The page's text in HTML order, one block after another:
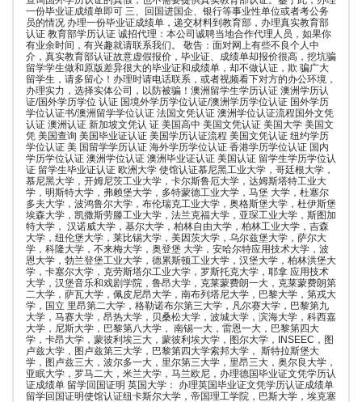
一份毕业证成绩单即可 三、回国进国企、银行等事业性单位或者考公务
员的情况 办理一份毕业证成绩单，递交材料到教育部，办理真实教育部
认证 教育部学历认证 诚招代理：本公司诚聘当地合作代理人员，如果你
有业余时间，有兴趣就请联系我们。 敬告：面对网上有些不良个人中
介，真实教育部认证故意虚假报价，毕业证、成绩单却报价很高，挖坑骗
留学学生做和原版差异很大的毕业证和成绩单，却不做认证，欺 骗广大
留学生，请多留心！办理时请电话联系，或者视频看下对方的办公环境，
办理实力，选择实体公司，以防被骗！澳洲留学生学历认证 澳洲学历认
证/国外学历学位 认证 国境外学历学位认证/澳洲学历学位认证 国外学历
学位认证书/澳洲留学学位认证 法国文凭认证 澳洲学位认证流程国外文凭
认证 澳洲认证 新加坡文凭认 证 美国高中 美国文凭认证 美国大学 美国文
凭 美国查询 美国毕业证认证 美国学历认证流程 美国文凭认证 纽约学历
学位认证 美 国留学学历认证 海外学历学位认证 香港学历学位认证 国内
学历学位认证 澳洲学位认证 澳洲毕业证认证 美国认证 留学生学历学位认
证 留学生毕业证认证 欧洲大学 使馆认证慕尼黑工业大学，哥廷根大学，
慕尼黑大学，开姆尼茨工业大学，卡尔斯鲁厄大学，达姆斯塔特工业大
学，明斯特大学，弗赖堡大学，多特蒙德工业大学，马堡 大学，杜塞尔
多夫大学，波鸿鲁尔大学，布伦瑞克工业大学，奥格斯堡大学，杜伊斯堡
埃森大学，凯撒斯劳滕工业大学，法兰克福大学，亚琛工业大学，斯图加
特大学， 汉诺威大学，基尔大学，柏林自由大学，柏林工业大学，吉森
大学，纽伦堡大学，莱比锡大学，美因茨大学，乌尔兹堡大学，萨尔大
学，科隆大学，不来梅大学，奥登堡 大学，安哈尔特应用技术大学，波
恩大学，勃兰登堡工业大学，德累斯顿工业大学，汉堡大学，柏林洪堡大
学，卡塞尔大学，克劳斯塔尔工业大学，罗斯托克大学，耶拿 应用技术
大学，汉堡音乐和戏剧学院，鲁昂大学，克莱蒙费朗一大，克莱蒙费朗第
二大学，萨瓦大学，佩皮尼昂大学，南布列塔尼大学，巴黎大学，第戎大
学，国立 里昂第二大学，格勒诺布尔第三大学，凡尔赛大学，巴黎第九
大学，马赛大学，昂热大学，贝桑松大学，波城大学，滨海大学，科西嘉
大学，尼斯大学，巴黎第八大学， 南锡一大，雷恩一大，巴黎第四大
学，卡昂大学，蒙彼利埃三大，蒙彼利埃大学，图尔大学，INSEEC，图
卢兹大学，图卢兹第三大学，巴黎第四大学索邦大学， 斯特拉斯堡大
学，图卢兹三大，波尔多一大，里尔第三大学，里昂三大，奥尔良大学，
亚眠大学，罗马二大，米兰大学，马兰欧尼，办理德国毕业证文凭学历认
证成绩单 留学回国证明 英国大学： 办理英国毕业证文凭学历认证成绩单
留学回国证明使馆认证纽卡斯尔大学，帝国理工学院，巴斯大学，埃克塞